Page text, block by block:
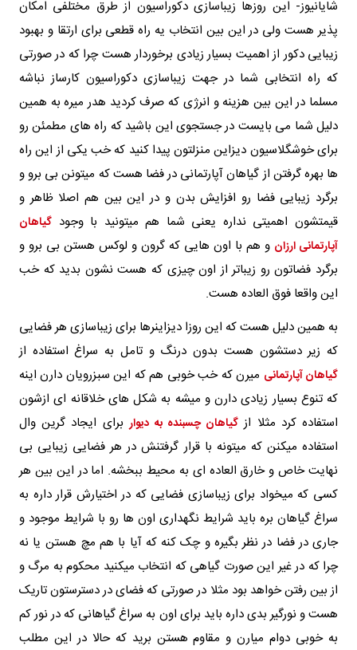
شایانیوز- این روزها زیباسازی دکوراسیون از طرق مختلفی امکان
پذیر هست ولی در این بین انتخاب یه راه قطعی برای ارتقا و بهبود
زیبایی دکور از اهمیت بسیار زیادی برخوردار هست چرا که در صورتی
که راه انتخابی شما در جهت زیباسازی دکوراسیون کارساز نباشه
مسلما در این بین هزینه و انرژی که صرف کردید هدر میره به همین
دلیل شما می بایست در جستجوی این باشید که راه های مطمئن رو
برای خوشگلاسیون دیزاین منزلتون پیدا کنید که خب یکی از این راه
ها بهره گرفتن از گیاهان آپارتمانی در فضا هست که میتونن بی برو و
برگرد زیبایی فضا رو افزایش بدن و در این بین هم اصلا ظاهر و
قیمتشون اهمیتی نداره یعنی شما هم میتونید با وجود گیاهان
آپارتمانی ارزان و هم با اون هایی که گرون و لوکس هستن بی برو و
برگرد فضاتون رو زیباتر از اون چیزی که هست نشون بدید که خب
این واقعا فوق العاده هست.
به همین دلیل هست که این روزا دیزاینرها برای زیباسازی هر فضایی
که زیر دستشون هست بدون درنگ و تامل به سراغ استفاده از
گیاهان آپارتمانی میرن که خب خوبی هم که این سبزرویان دارن اینه
که تنوع بسیار زیادی دارن و میشه به شکل های خلاقانه ای ازشون
استفاده کرد مثلا از گیاهان چسبنده به دیواربرای ایجاد گرین وال
استفاده میکنن که میتونه با قرار گرفتنش در هر فضایی زیبایی بی
نهایت خاص و خارق العاده ای به محیط ببخشه. اما در این بین هر
کسی که میخواد برای زیباسازی فضایی که در اختیارش قرار داره به
سراغ گیاهان بره باید شرایط نگهداری اون ها رو با شرایط موجود و
جاری در فضا در نظر بگیره و چک کنه که آیا با هم مچ هستن یا نه
چرا که در غیر این صورت گیاهی که انتخاب میکنید محکوم به مرگ و
از بین رفتن خواهد بود مثلا در صورتی که فضای در دسترستون تاریک
هست و نورگیر بدی داره باید برای اون به سراغ گیاهانی که در نور کم
به خوبی دوام میارن و مقاوم هستن برید که حالا در این مطلب